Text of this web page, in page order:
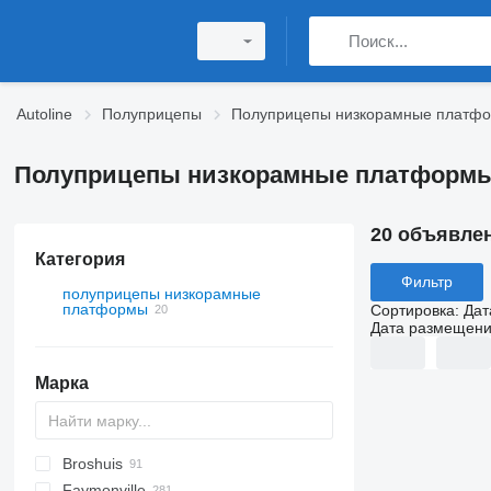
Autoline Полуприцепы Полуприцепы низкорамные
Полуприцепы низкорамные
Категория
полуприцепы низкорамные
платформы
Марка
S44315CHC
PS
SFCL
S-series
KIS
Broshuis
20
Фильтр
Сортировка:
Дата